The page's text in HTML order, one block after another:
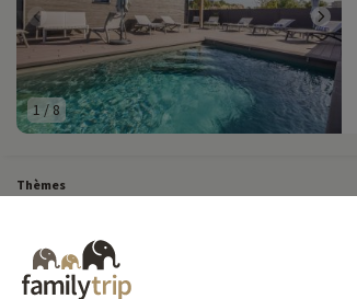
1 / 8
Thèmes
Toutes Nos Vacances en Famille en France
Destinations